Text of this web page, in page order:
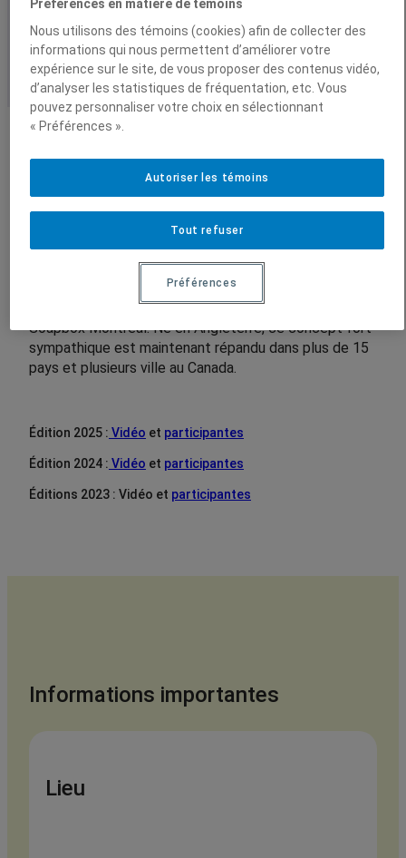
Vidéos
Conférences enregistrées
ambiance conviviale!
En quelques mots
Le 13 juin prochain, 12 scientifiques prendront la
parole en plein air pour vous parler de leurs recherches.
Cette activité est organisée en collaboration avec
Soapbox Montréal. Né en Angleterre, ce concept fort
sympathique est maintenant répandu dans plus de 15
pays et plusieurs ville au Canada.
Édition 2025 : Vidéo et participantes
Édition 2024 : Vidéo et participantes
Éditions 2023 : Vidéo et participantes
Informations importantes
Lieu
Préférences en matière de témoins
Nous utilisons des témoins (cookies) afin de collecter des
informations qui nous permettent d’améliorer votre
expérience sur le site, de vous proposer des contenus vidéo,
d’analyser les statistiques de fréquentation, etc. Vous
pouvez personnaliser votre choix en sélectionnant
« Préférences ».
Tout refuser
Autoriser les témoins
Préférences